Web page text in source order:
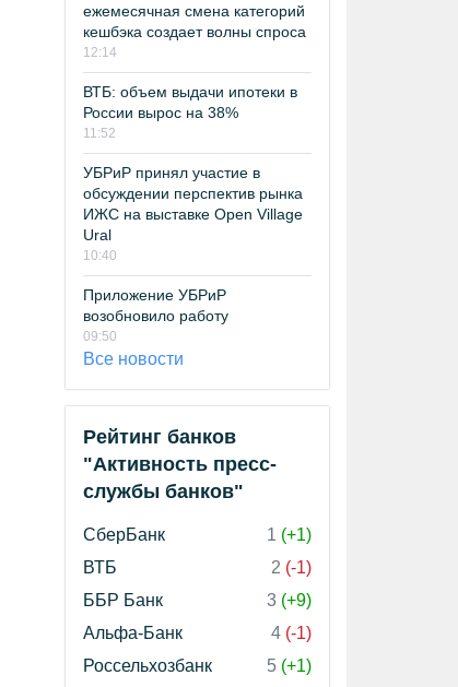
ежемесячная смена категорий
кешбэка создает волны спроса
12:14
ВТБ: объем выдачи ипотеки в
России вырос на 38%
11:52
УБРиР принял участие в
обсуждении перспектив рынка
ИЖС на выставке Open Village
Ural
10:40
Приложение УБРиР
возобновило работу
09:50
Все новости
Рейтинг банков
"Активность пресс-
службы банков"
СберБанк 1 (+1)
ВТБ
2 (-1)
ББР Банк
3 (+9)
Альфа-Банк
4 (-1)
Россельхозбанк
5 (+1)